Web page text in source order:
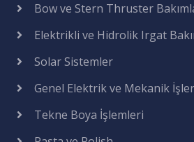
Bow ve Stern Thruster
Elektrikli ve Hidrolik Irgat
Solar Sistemler
Genel Elektrik ve Mekanik İşler
Tekne Boya İşlemleri